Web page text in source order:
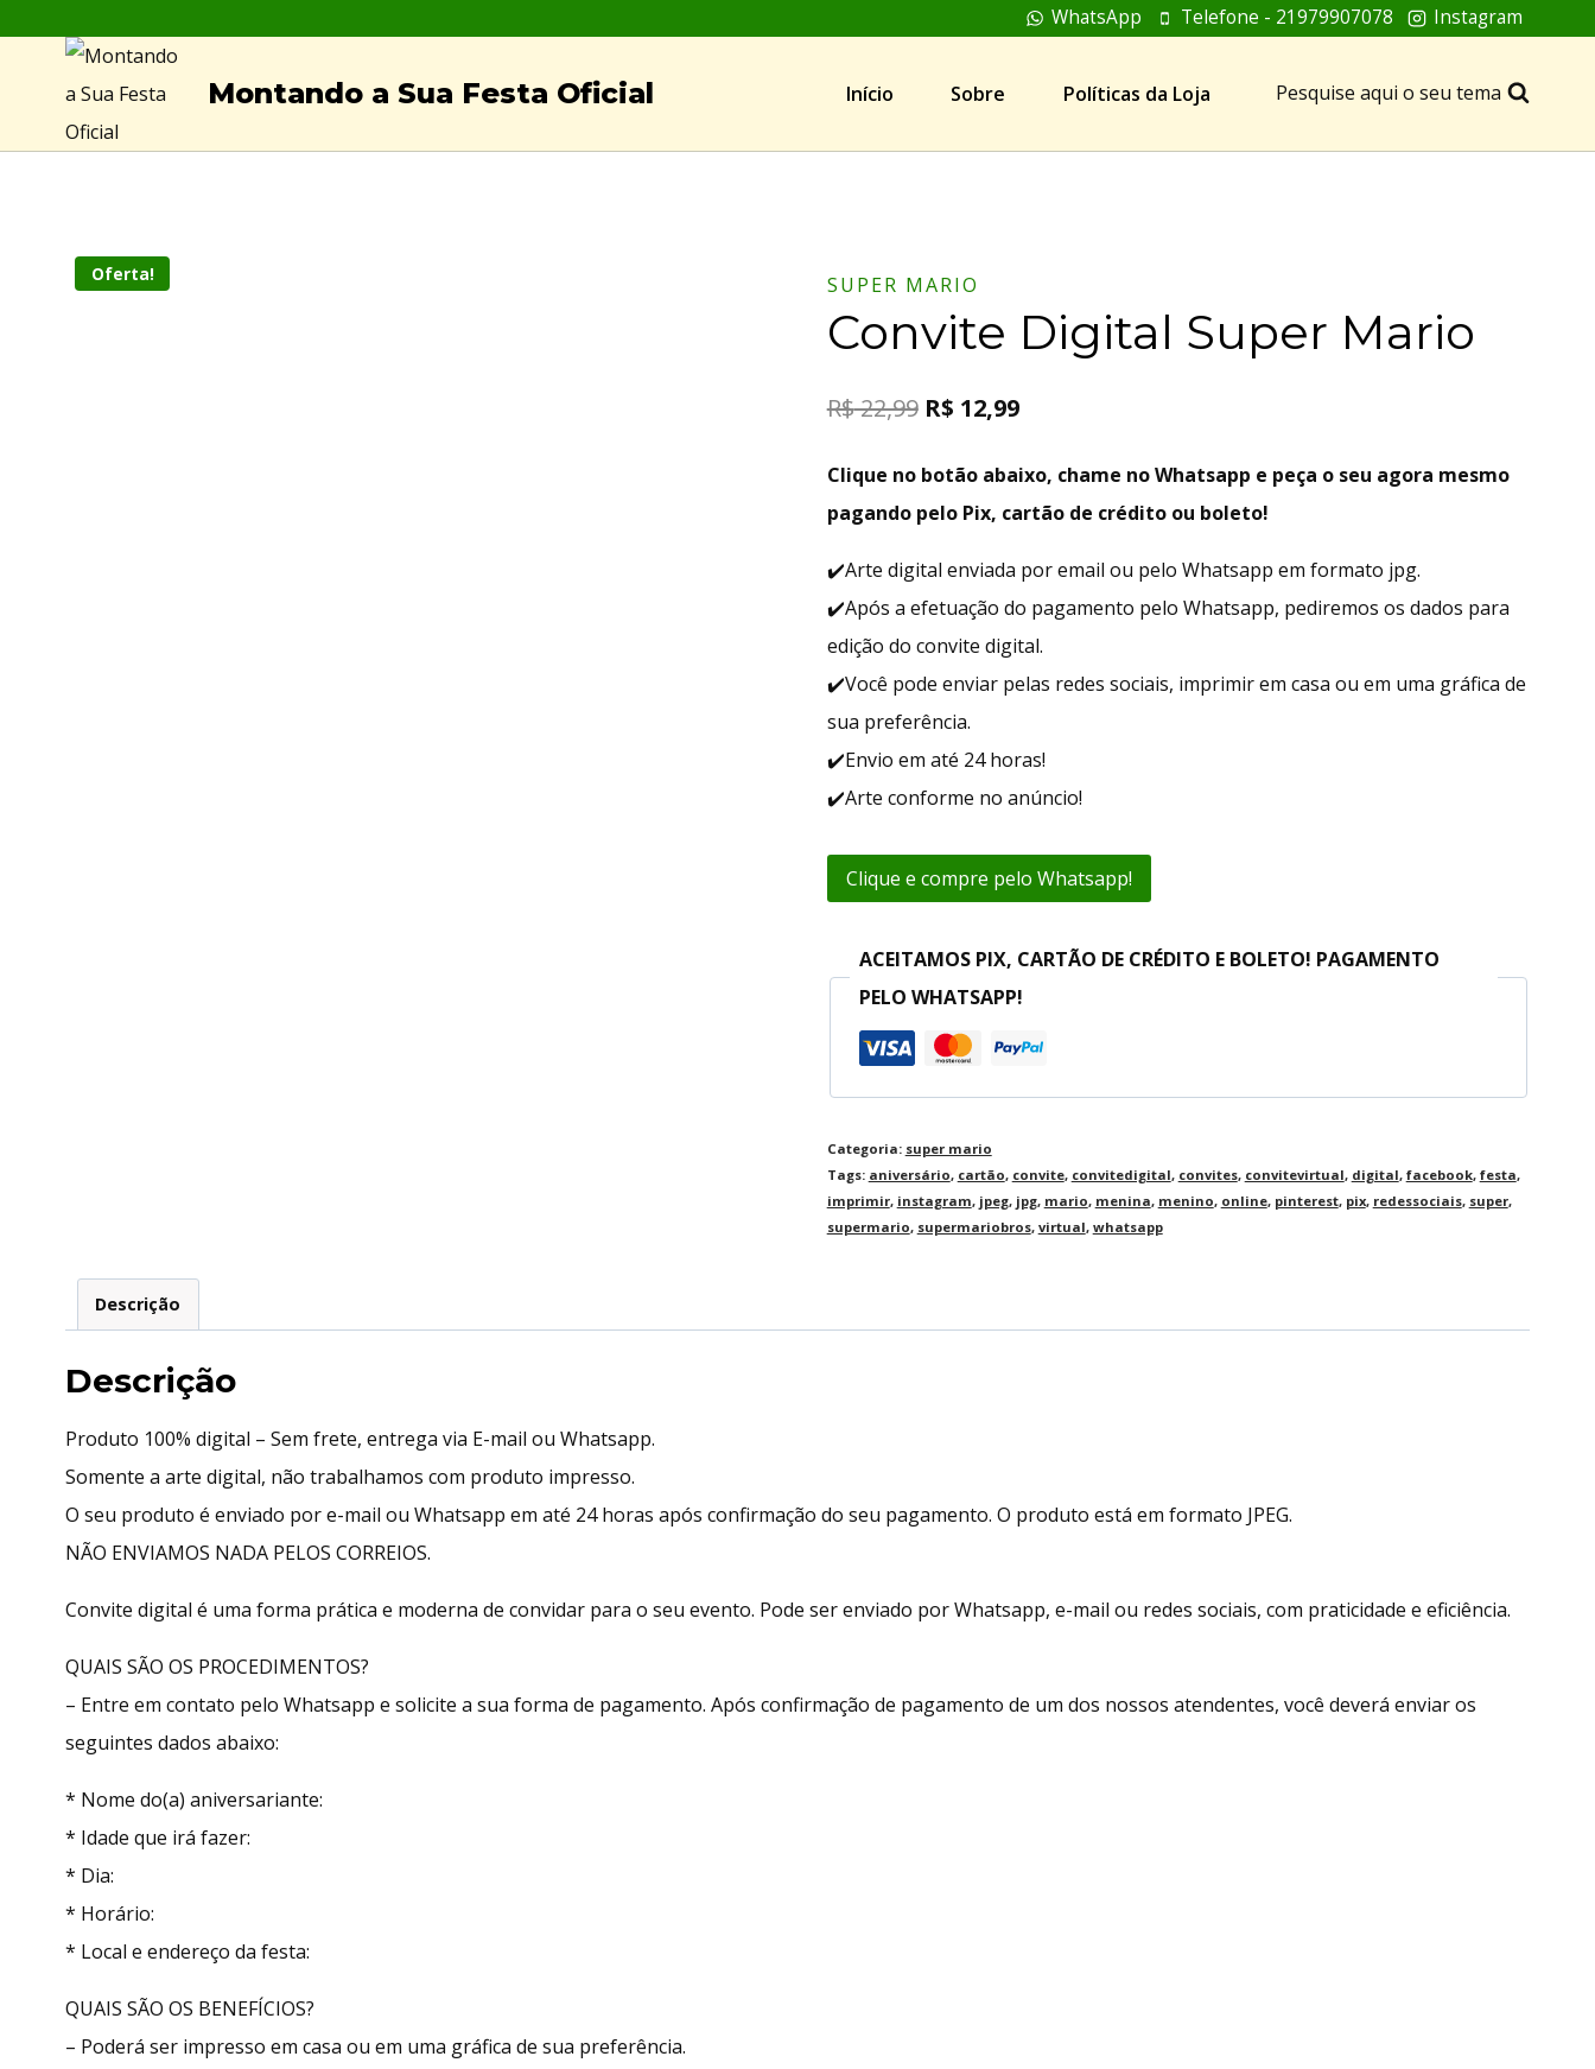
content
WhatsApp Telefone - 21979907078 Instagram
Montando a Sua Festa Oficial Início Sobre Políticas da Loja Pesquise aqui o seu tema
Oferta! SUPER MARIO
Convite Digital Super Mario
R$22,99 R$ 12,99
Clique no botão abaixo, chame no Whatsapp e peça o seu agora mesmo
pagando pelo Pix, cartão de crédito ou boleto!
✔️Arte digital enviada por email ou pelo Whatsapp em formato jpg.
✔️Após a efetuação do pagamento pelo Whatsapp, pediremos os dados para
edição do convite digital.
✔️Você pode enviar pelas redes sociais, imprimir em casa ou em uma gráfica de
sua preferência.
✔️Envio em até 24 horas!
✔️Arte conforme no anúncio!
Clique e compre pelo Whatsapp!
ACEITAMOS PIX, CARTÃO DE CRÉDITO E BOLETO! PAGAMENTO
PELO WHATSAPP!
Categoria: super mario
Tags: aniversário, cartão, convite, convitedigital, convites, convitevirtual, digital, facebook, festa,
imprimir, instagram, jpeg, jpg, mario, menina, menino, online, pinterest, pix, redessociais, super,
supermario, supermariobros, virtual, whatsapp
Descrição
Descrição
Produto 100% digital – Sem frete, entrega via E-mail ou Whatsapp.
Somente a arte digital, não trabalhamos com produto impresso.
O seu produto é enviado por e-mail ou Whatsapp em até 24 horas após confirmação do seu pagamento. O produto está em formato JPEG.
NÃO ENVIAMOS NADA PELOS CORREIOS.
Convite digital é uma forma prática e moderna de convidar para o seu evento. Pode ser enviado por Whatsapp, e-mail ou redes sociais, com praticidade e eficiência.
QUAIS SÃO OS PROCEDIMENTOS?
– Entre em contato pelo Whatsapp e solicite a sua forma de pagamento. Após confirmação de pagamento de um dos nossos atendentes, você deverá enviar os
seguintes dados abaixo:
* Nome do(a) aniversariante:
* Idade que irá fazer:
* Dia:
* Horário:
* Local e endereço da festa:
QUAIS SÃO OS BENEFÍCIOS?
– Poderá ser impresso em casa ou em uma gráfica de sua preferência.